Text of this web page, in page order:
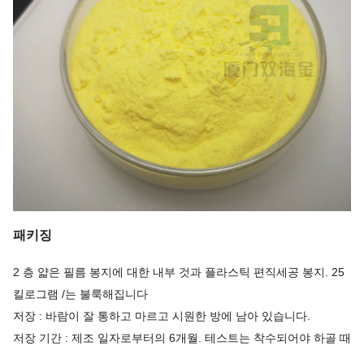
패키징
2 층 얇은 필름 봉지에 대한 내부 것과 플라스틱 편직세공 봉지. 25
킬로그램 /는 불룩해집니다
저장 : 바람이 잘 통하고 마르고 시원한 방에 남아 있습니다.
저장 기간 : 제조 일자로부터의 6개월. 테스트는 착수되어야 하골 때